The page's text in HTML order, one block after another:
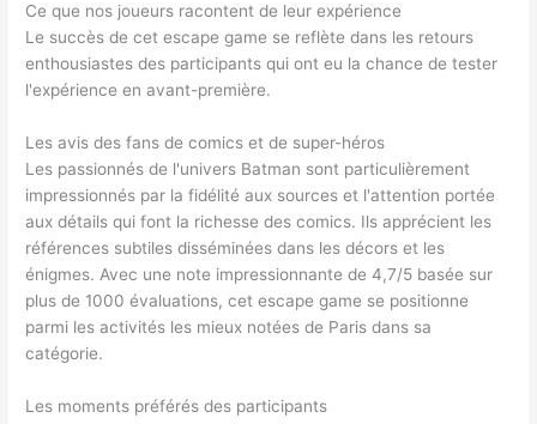
Ce que nos joueurs racontent de leur expérience
Le succès de cet escape game se reflète dans les retours
enthousiastes des participants qui ont eu la chance de tester
l'expérience en avant-première.
Les avis des fans de comics et de super-héros
Les passionnés de l'univers Batman sont particulièrement
impressionnés par la fidélité aux sources et l'attention portée
aux détails qui font la richesse des comics. Ils apprécient les
références subtiles disséminées dans les décors et les
énigmes. Avec une note impressionnante de 4,7/5 basée sur
plus de 1000 évaluations, cet escape game se positionne
parmi les activités les mieux notées de Paris dans sa
catégorie.
Les moments préférés des participants